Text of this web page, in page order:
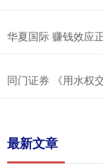
华夏国际 赚钱效应
同门证券 《用水权
最新文章